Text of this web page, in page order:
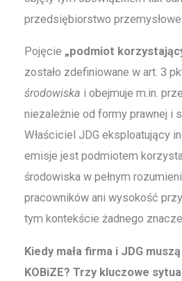
przedsiębiorstwo przemysłowe.
Pojęcie „podmiot
zostało zdefiniowane w art. 3
środowiska i obejmuje m.in.
niezależnie od formy prawnej i
Właściciel JDG eksploatujący
emisje jest podmiotem
środowiska w pełnym
pracowników ani wysokość
tym kontekście żadnego
Kiedy mała firma i JDG
KOBiZE? Trzy kluczowe